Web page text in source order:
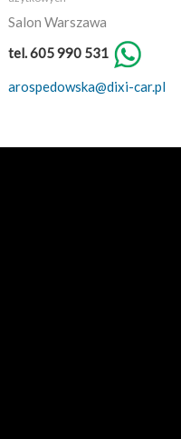
Salon Warszawa
tel. 605 990 531
arospedowska@dixi-car.pl